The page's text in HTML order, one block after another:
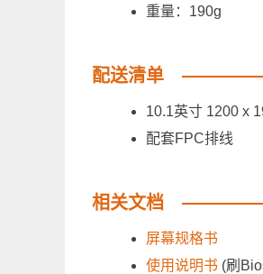
重量：190g
配送清单
10.1英寸 1200 x
配套FPC
相关文档
屏幕规格书
使用说明书 (刷